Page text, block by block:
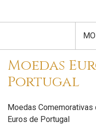
Moedas
Portugal
Moedas Comemorativas
Euros de Portugal